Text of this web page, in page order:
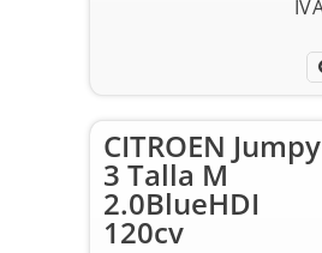
CITROEN Jumpy
3 Talla M
2.0BlueHDI
120cv